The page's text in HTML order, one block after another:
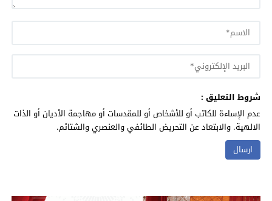
شروط التعليق :
عدم الإساءة للكاتب أو للأشخاص أو للمقدسات أو مهاجمة الأديان أو الذات
الالهية. والابتعاد عن التحريض الطائفي والعنصري والشتائم.